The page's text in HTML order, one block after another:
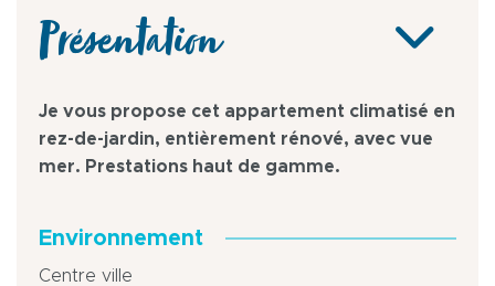
Présentation
Je vous propose cet appartement climatisé en
rez-de-jardin, entièrement rénové, avec vue
mer. Prestations haut de gamme.
Environnement
Centre ville